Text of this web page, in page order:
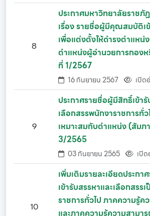
8
ประกาศมหาวิทยาลัยราชภั
เรื่อง รายชื่อผู้มีคุณสมบัติเข้
เพื่อแต่งตั้งให้ดำรงตำแหน่
ตำแหน่งผู้อำนวยการกองห
ที่ 1/2567
16 กันยายน 2567 เปิด
9
ประกาศรายชื่อผู้มีสิทธิ์เข้า
เลือกสรรพนักงาราชการทั่
เหมาะสมกับตำแหน่ง (สัม
3/2565
03 กันยายน 2565 เปิ
10
เพิ่มเติมรายละเอียดประก
เข้ารับสรรหาและเลือกสรร
ราชการทั่วไป ภาคความรู้ค
และภาคความรู้ความสามาร